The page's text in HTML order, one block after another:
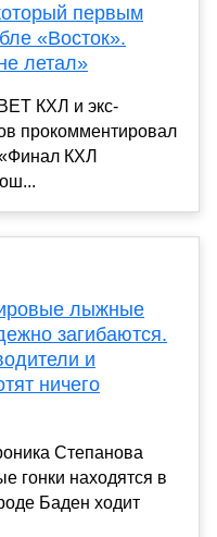
первым
«Восток».
летал»
КХЛ и экс-
прокомментировал
КХЛ
лыжные
загибаются.
и
ничего
Степанова
гонки находятся в
Баден ходит